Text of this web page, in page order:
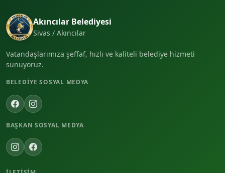
Akıncılar Belediyesi
Sivas / Akıncılar
Vatandaşlarımıza şeffaf, hızlı ve kaliteli belediye hizmeti
sunuyoruz.
BELEDIYE SOSYAL MEDYA
BAŞKAN SOSYAL MEDYA